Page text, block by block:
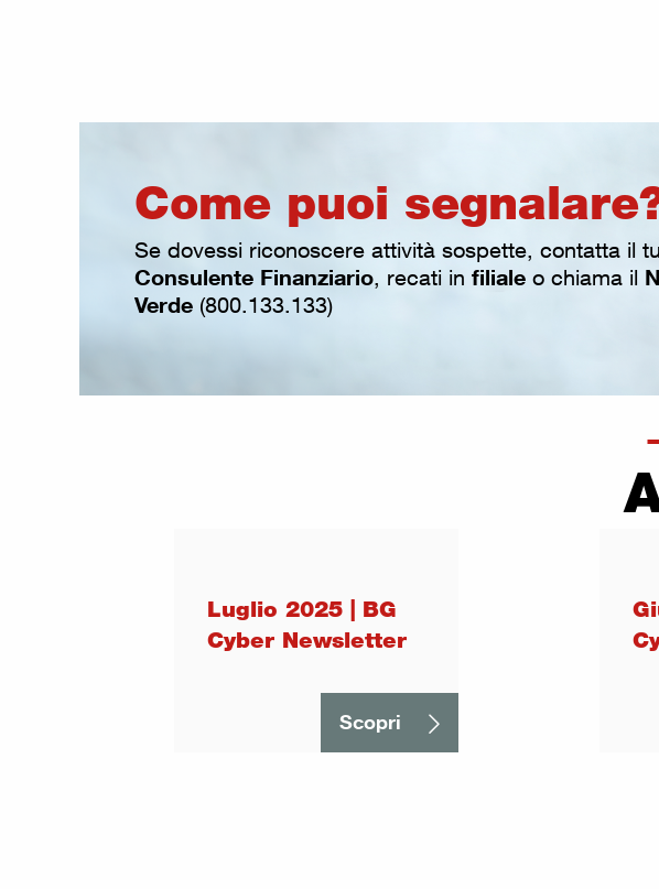
Come puoi
Se dovessi riconoscere attività sospette, contatta il
Consulente Finanziario, recati in filiale o chiama il
Verde (800.133.133)
Luglio 2025 | BG
Cyber Newsletter
Scopri